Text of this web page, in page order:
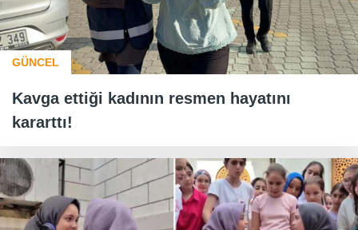
GÜNCEL
Kavga ettiği kadının resmen hayatını
kararttı!